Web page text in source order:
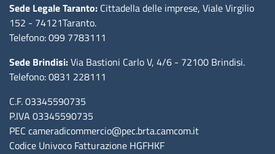
Sede Legale Taranto: Cittadella delle imprese, Viale Virgilio
152 - 74121Taranto.
Telefono: 099 7783111
Sede Brindisi:Via Bastioni Carlo V, 4/6 - 72100 Brindisi.
Telefono: 0831 228111
C.F. 03345590735
P.IVA 03345590735
PEC cameradicommercio@pec.brta.camcom.it
Codice Univoco Fatturazione HGFHKF